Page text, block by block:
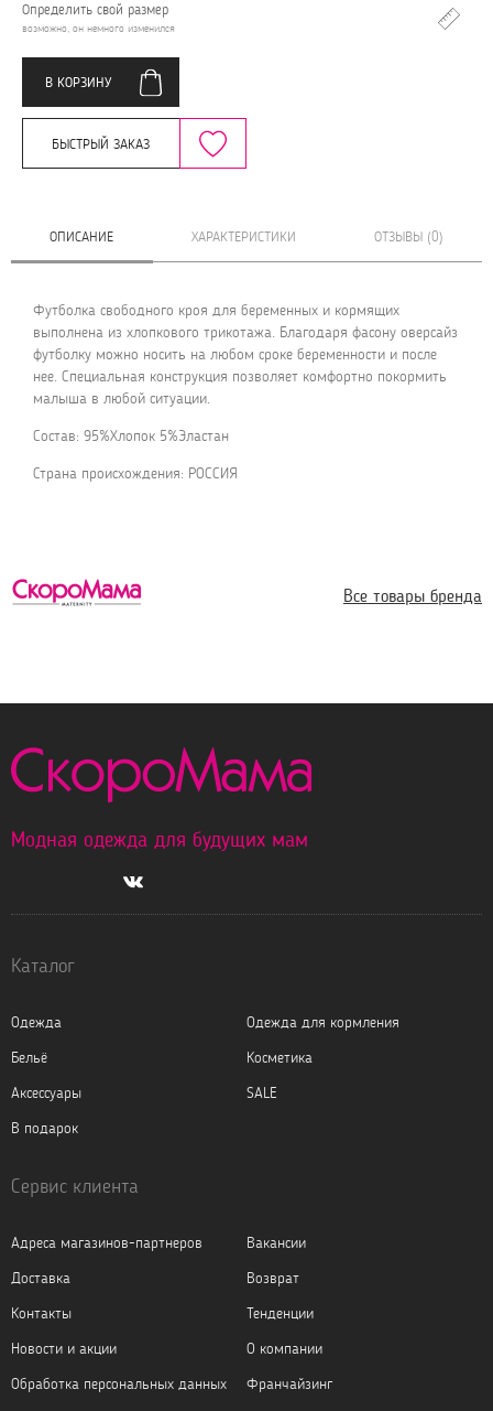
Определить свой размер
возможно, он немного изменился
В КОРЗИНУ
БЫСТРЫЙ ЗАКАЗ
ОПИСАНИЕ ХАРАКТЕРИСТИКИ ОТЗЫВЫ (0)
Футболка свободного кроя для беременных и кормящих
выполнена из хлопкового трикотажа. Благодаря фасону оверсайз
футболку можно носить на любом сроке беременности и после
нее. Специальная конструкция позволяет комфортно покормить
малыша в любой ситуации.
Состав: 95%Хлопок 5%Эластан
Страна происхождения: РОССИЯ
Все товары бренда
Модная одежда для будущих мам
Каталог
Одежда
Одежда для кормления
Бельё
Косметика
Аксессуары
SALE
В подарок
Сервис клиента
Адреса магазинов-партнеров
Вакансии
Доставка
Возврат
Контакты
Тенденции
Новости и акции
О компании
Обработка персональных данных
Франчайзинг